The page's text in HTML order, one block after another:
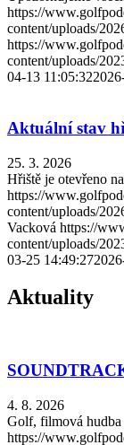
https://
content/uploads/
https://
content/uploads/
04-13 11:05:32
Aktuální stav
25. 3. 2026
Hřiště je otevřeno
https://
content/uploads/
Vacková https://
content/uploads/
03-25 14:49:27
Aktuality
4. 8. 2026
Golf, filmová
https://